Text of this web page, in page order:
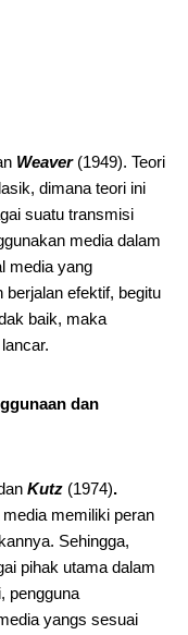
Weaver(1949). Teori
dimana teori ini
suatu transmisi
media dalam
media yang
efektif, begitu
baik, maka
dan
Kutz (1974).
memiliki peran
Sehingga,
pihak utama dalam
pengguna
yangs sesuai